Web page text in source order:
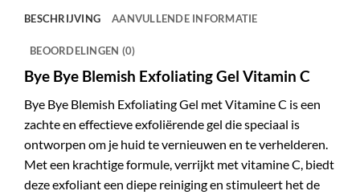
BESCHRIJVING AANVULLENDE INFORMATIE
BEOORDELINGEN (0)
Bye Bye Blemish Exfoliating Gel Vitamin C
Bye Bye Blemish Exfoliating Gel met Vitamine C is een
zachte en effectieve exfoliërende gel die speciaal is
ontworpen om je huid te vernieuwen en te verhelderen.
Met een krachtige formule, verrijkt met vitamine C, biedt
deze exfoliant een diepe reiniging en stimuleert het de